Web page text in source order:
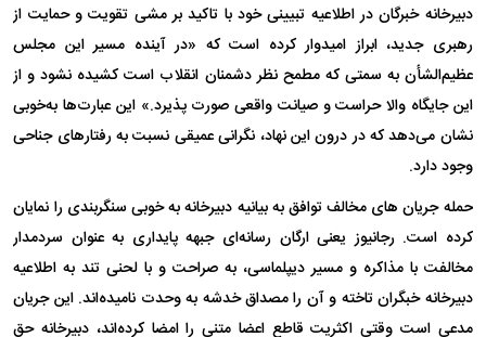
دبیرخانه خبرگان در اطلاعیه تبیینی خود با تاکید بر مشی تقویت و حمایت از
رهبری جدید، ابراز امیدوار کرده است که «در آینده مسیر این مجلس
عظیم‌الشأن به سمتی که مطمح نظر دشمنان انقلاب است کشیده نشود و از
این جایگاه والا حراست و صیانت واقعی صورت پذیرد.» این عبارت‌ها به‌خوبی
نشان می‌دهد که در درون این نهاد، نگرانی عمیقی نسبت به رفتار‌های جناحی
وجود دارد.
حمله جریان های مخالف توافق به بیانیه دبیرخانه به خوبی سنگربندی را نمایان
کرده است. رجانیوز یعنی ارگان رسانه‌ای جبهه پایداری به عنوان سردمدار
مخالفت با مذاکره و مسیر دیپلماسی، به صراحت و با لحنی تند به اطلاعیه
دبیرخانه خبگران تاخته و آن را مصداق خدشه به وحدت نامیده‌اند. این جریان
مدعی است وقتی اکثریت قاطع اعضا متنی را امضا کرده‌اند، دبیرخانه حق